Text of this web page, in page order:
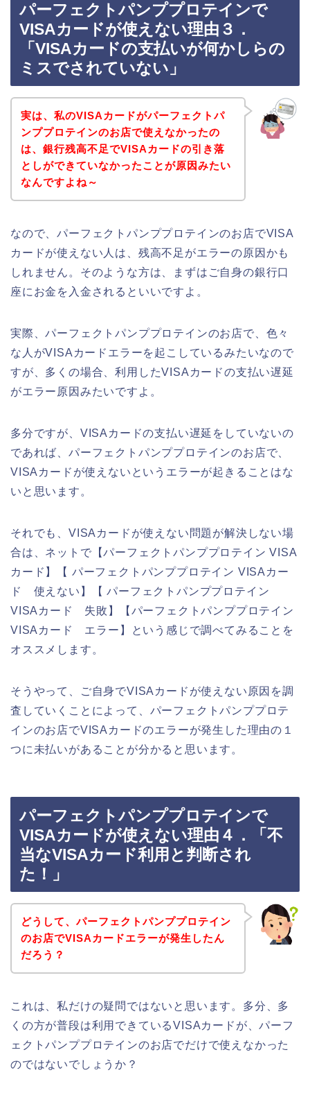
パーフェクトパンププロテインで
VISAカードが使えない理由３．
「VISAカードの支払いが何かしらの
ミスでされていない」
実は、私のVISAカードがパーフェクトパ
ンププロテインのお店で使えなかったの
は、銀行残高不足でVISAカードの引き落
としができていなかったことが原因みたい
なんですよね～
なので、パーフェクトパンププロテインのお店でVISA
カードが使えない人は、残高不足がエラーの原因かも
しれません。そのような方は、まずはご自身の銀行口
座にお金を入金されるといいですよ。
実際、パーフェクトパンププロテインのお店で、色々
な人がVISAカードエラーを起こしているみたいなので
すが、多くの場合、利用したVISAカードの支払い遅延
がエラー原因みたいですよ。
多分ですが、VISAカードの支払い遅延をしていないの
であれば、パーフェクトパンププロテインのお店で、
VISAカードが使えないというエラーが起きることはな
いと思います。
それでも、VISAカードが使えない問題が解決しない場
合は、ネットで【パーフェクトパンププロテイン VISA
カード】【 パーフェクトパンププロテイン VISAカー
ド 使えない】【 パーフェクトパンププロテイン
VISAカード 失敗】【パーフェクトパンププロテイン
VISAカード エラー】という感じで調べてみることを
オススメします。
そうやって、ご自身でVISAカードが使えない原因を調
査していくことによって、パーフェクトパンププロテ
インのお店でVISAカードのエラーが発生した理由の１
つに未払いがあることが分かると思います。
パーフェクトパンププロテインで
VISAカードが使えない理由４．「不
当なVISAカード利用と判断され
た！」
どうして、パーフェクトパンププロテイン
のお店でVISAカードエラーが発生したん
だろう？
これは、私だけの疑問ではないと思います。多分、多
くの方が普段は利用できているVISAカードが、パーフ
ェクトパンププロテインのお店でだけで使えなかった
のではないでしょうか？